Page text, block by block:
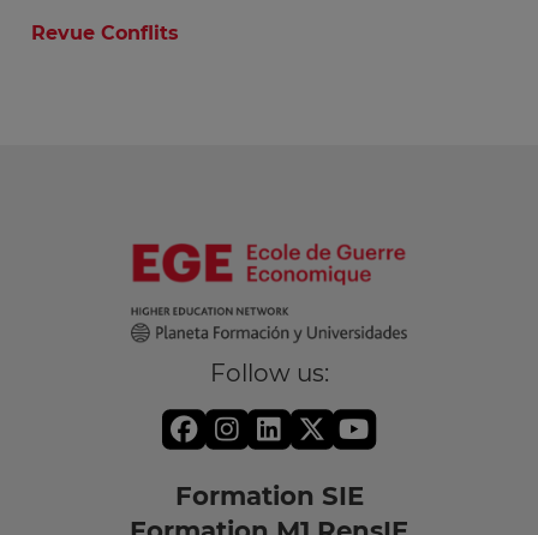
Revue Conflits
Follow us:
Formation SIE